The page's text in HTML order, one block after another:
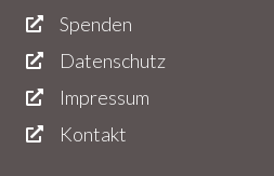
Spenden
Datenschutz
Impressum
Kontakt